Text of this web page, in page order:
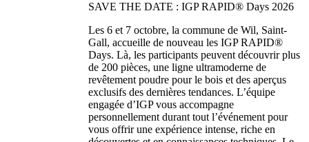
SAVE THE DATE : IGP RAPID® Days 2026
Les 6 et 7 octobre, la commune de Wil, Saint-
Gall, accueille de nouveau les IGP RAPID®
Days. Là, les participants peuvent découvrir plus
de 200 pièces, une ligne ultramoderne de
revêtement poudre pour le bois et des aperçus
exclusifs des dernières tendances. L’équipe
engagée d’IGP vous accompagne
personnellement durant tout l’événement pour
vous offrir une expérience intense, riche en